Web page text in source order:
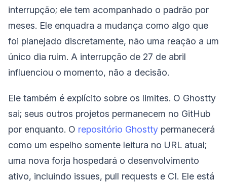
interrupção; ele tem acompanhado o padrão por
meses. Ele enquadra a mudança como algo que
foi planejado discretamente, não uma reação a um
único dia ruim. A interrupção de 27 de abril
influenciou o momento, não a decisão.
Ele também é explícito sobre os limites. O Ghostty
sai; seus outros projetos permanecem no GitHub
por enquanto. O repositório Ghostty permanecerá
como um espelho somente leitura no URL atual;
uma nova forja hospedará o desenvolvimento
ativo, incluindo issues, pull requests e CI. Ele está